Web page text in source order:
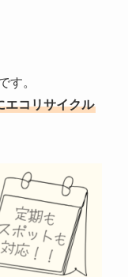
す。
エコリサイクル